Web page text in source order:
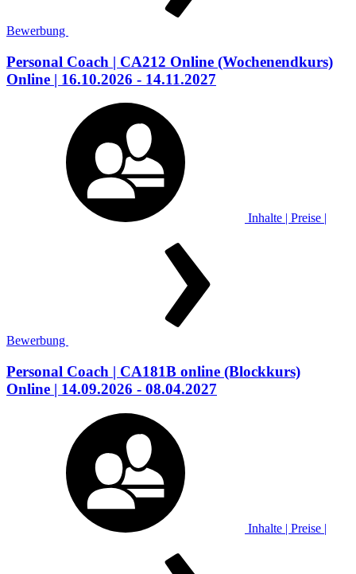
Bewerbung
Personal Coach | CA212 Online (Wochenendkurs)
Online | 16.10.2026 - 14.11.2027
Inhalte | Preise |
Bewerbung
Personal Coach | CA181B online (Blockkurs)
Online | 14.09.2026 - 08.04.2027
Inhalte | Preise |